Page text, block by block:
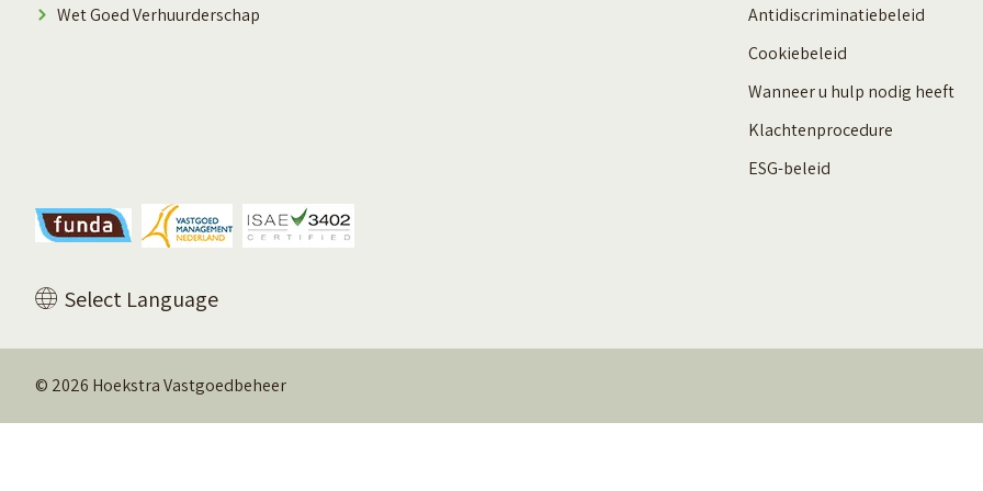
Wet Goed Verhuurderschap
Antidiscriminatiebeleid
Cookiebeleid
Wanneer u hulp nodig heeft
Klachtenprocedure
ESG-beleid
Vertaal deze pagina
Select Language
© 2026 Hoekstra Vastgoedbeheer